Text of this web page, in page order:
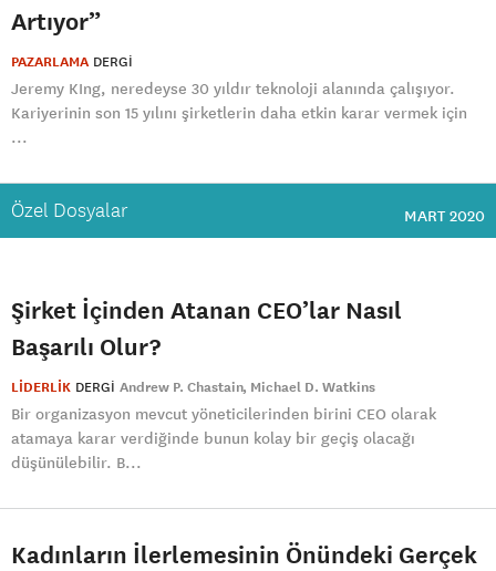
Artıyor”
PAZARLAMA DERGI
Jeremy KIng, neredeyse 30 yıldır teknoloji alanında çalışıyor.
Kariyerinin son 15 yılını şirketlerin daha etkin karar vermek için
...
Özel Dosyalar MART 2020
Şirket İçinden Atanan CEO’lar Nasıl
Başarılı Olur?
LİDERLİK DERGI Andrew P. Chastain Michael D. Watkins
Bir organizasyon mevcut yöneticilerinden birini CEO olarak
atamaya karar verdiğinde bunun kolay bir geçiş olacağı
düşünülebilir. B...
Kadınların İlerlemesinin Önündeki Gerçek